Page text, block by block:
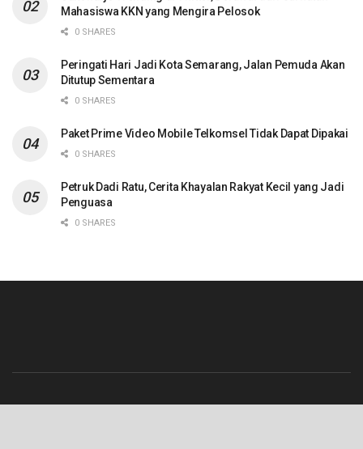
Mahasiswa KKN yang Mengira Pelosok
0 SHARES
Peringati Hari Jadi Kota Semarang, Jalan Pemuda Akan
Ditutup Sementara
0 SHARES
Paket Prime Video Mobile Telkomsel Tidak Dapat Dipakai
0 SHARES
Petruk Dadi Ratu, Cerita Khayalan Rakyat Kecil yang Jadi
Penguasa
0 SHARES